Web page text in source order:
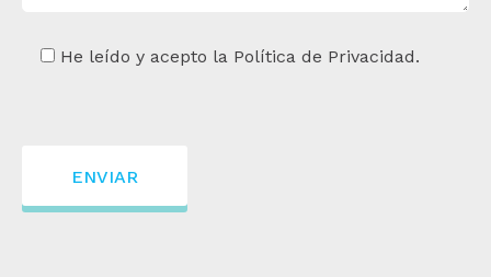
He leído y acepto la Política de Privacidad.